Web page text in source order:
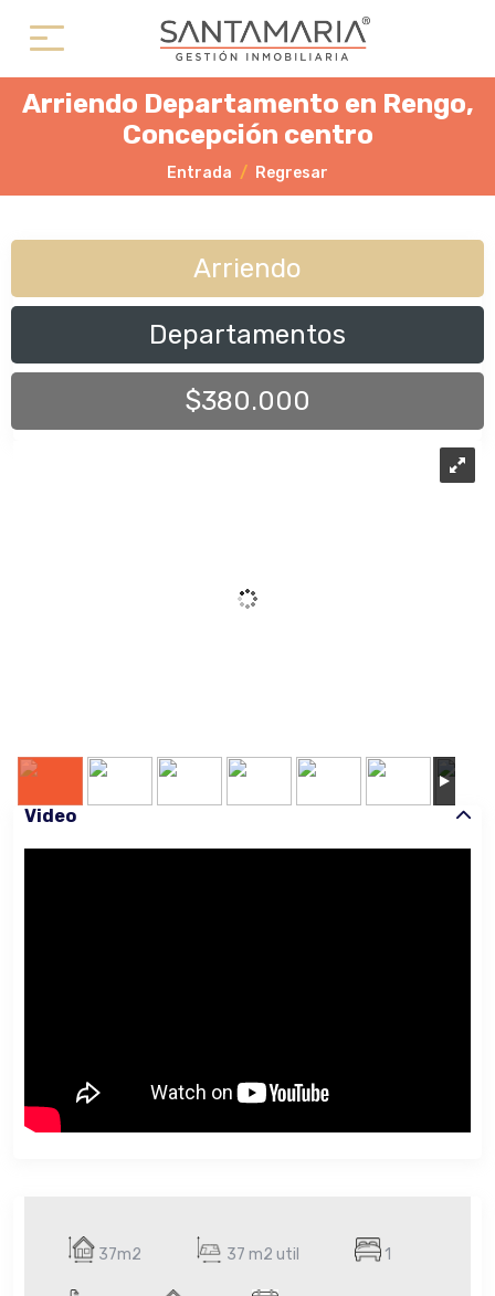
Arriendo Departamento en Rengo,
Concepción centro
Entrada Regresar
Arriendo
Departamentos
$380.000
37m2 37 m2 util 1
Video